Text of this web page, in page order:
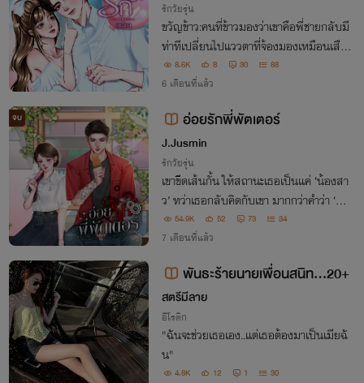
รักวัยรุ่น
ขวัญข้าว:คนที่ข้าวมองว่าเขาคือพี่ชายกลับมี
ท่าทีเปลี่ยนไปแววตาที่จ้องมองเหมือนเสือ
จ้องเหยื่อไม่มีผิด ขนม:เพื่อนใหม่หล่อแบบ
ตะโกนแต่กลับมาเรียกขนมคนสวยว่ายัยหื่น
แบบนี้ต้องเจอกันสักตั้งแล้วล่ะ!
8.6K 8 30 88
6 เดือนที่แล้ว
จบ อ่อยรักพี่พัตเตอร์
J.Jusmin
รักวัยรุ่น
เขาขีดเส้นกั้น ให้สถานะเธอเป็นแค่ ‘น้องสา
ว’ ทว่าเธอกลับคิดกับเขา มากกว่าคำว่า ‘พี่ช
าย’ คนที่ไม่เคยสนใจเรื่องความรัก แต่กลับ
มียัยเตี้ยมาคอยวนเวียนอยู่ใกล้ ๆ จะยังคิดกั
54.9K 52 73 34
7 เดือนที่แล้ว
พันธะร้ายนายเพื่อนสนิท...20+
สตรีมีลาย
อีโรติก
"ฉันจะช่วยเธอเอง..แต่เธอต้องมาเป็นเมียฉั
น"
4.8K 12 1 30